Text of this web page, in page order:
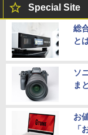
Special Site
総
と
ソ
ま
お
「